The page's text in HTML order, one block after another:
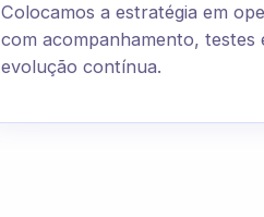
Colocamos a estratégia em
com acompanhamento, testes
evolução contínua.